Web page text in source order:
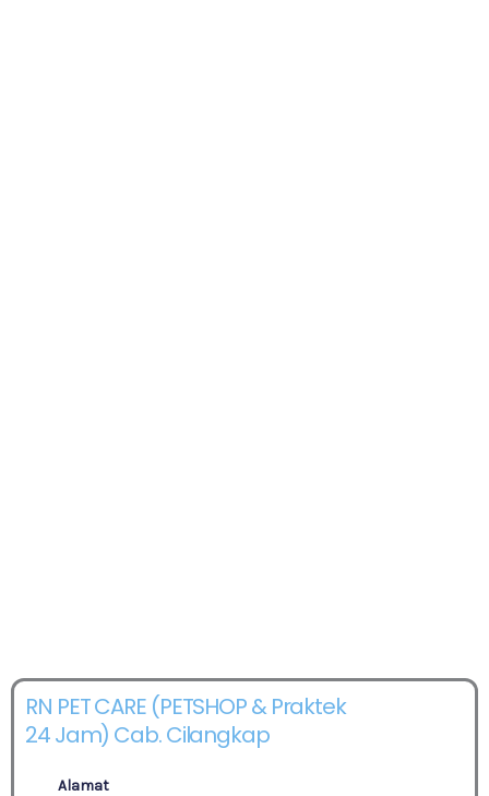
RN PET CARE (PETSHOP & Praktek
24 Jam) Cab. Cilangkap
Alamat